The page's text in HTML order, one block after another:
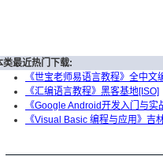
类最近热门下载:
《世宝老师易语言教程》全中文
《汇编语言教程》黑客基地[ISO]
《Google Android开发入门与实
《Visual Basic 编程与应用》吉